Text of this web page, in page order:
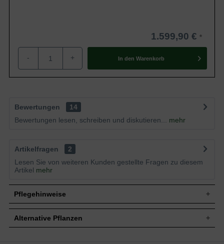
1.599,90 €
- + In den Warenkorb
Bewertungen
14
Bewertungen lesen, schreiben und diskutieren...
mehr
Artikelfragen
2
Lesen Sie von weiteren Kunden gestellte Fragen zu diesem
Artikel mehr
Pflegehinweise
Pflanz- und Pflegetipps Rhododendron
Alternative Pflanzen